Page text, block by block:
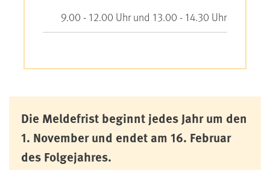
9.00 - 12.00 Uhr und 13.00 - 14.30 Uhr
Die Meldefrist beginnt jedes Jahr um den
1. November und endet am 16. Februar
des Folgejahres.